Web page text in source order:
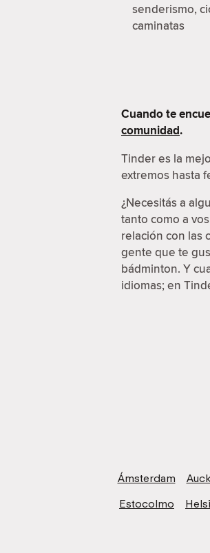
senderismo,
caminatas
Cuando te
comunidad.
Tinder es la
extremos hasta
¿Necesitás a
tanto como a
relación con las
gente que te
bádminton. Y
idiomas; en
Ámsterdam
Estocolmo